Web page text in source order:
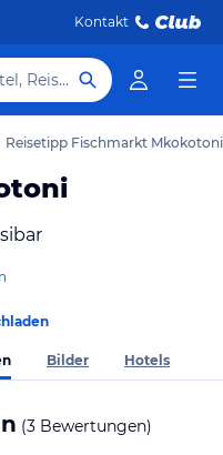
Kontakt
Hotel, Reiseziel
Reisetipp Fischmarkt Mkokotoni
Bilder Hotels
(3 Bewertungen)